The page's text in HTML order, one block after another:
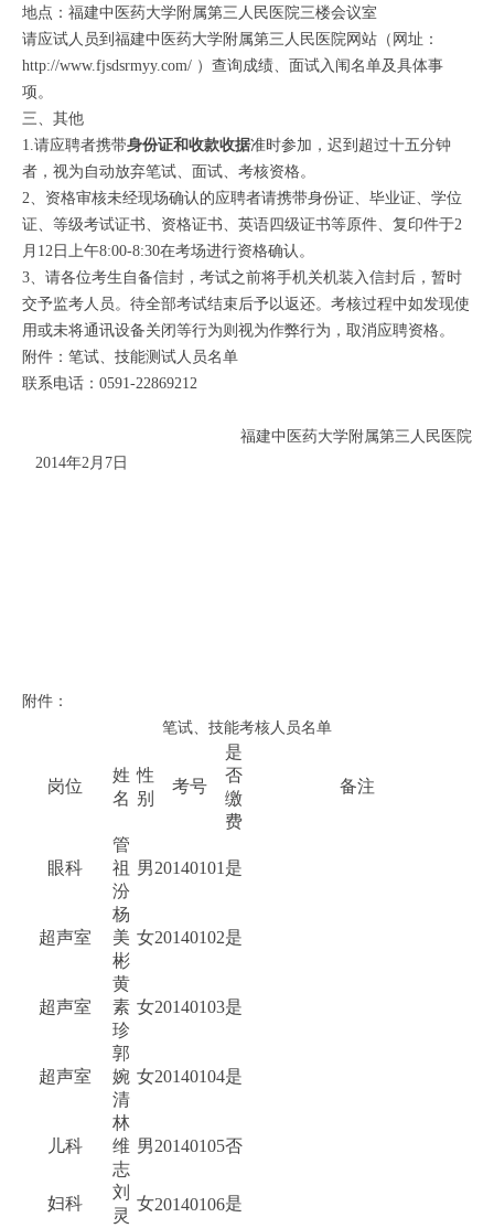
地点：福建中医药大学附属第三人民医院三楼会议室
请应试人员到福建中医药大学附属第三人民医院网站（网址：
http://www.fjsdsrmyy.com/ ）查询成绩、面试入闱名单及具体事
项。
三、其他
1.请应聘者携带身份证和收款收据准时参加，迟到超过十五分钟
者，视为自动放弃笔试、面试、考核资格。
2、资格审核未经现场确认的应聘者请携带身份证、毕业证、学位
证、等级考试证书、资格证书、英语四级证书等原件、复印件于2
月12日上午8:00-8:30在考场进行资格确认。
3、请各位考生自备信封，考试之前将手机关机装入信封后，暂时
交予监考人员。待全部考试结束后予以返还。考核过程中如发现使
用或未将通讯设备关闭等行为则视为作弊行为，取消应聘资格。
附件：笔试、技能测试人员名单
联系电话：0591-22869212
福建中医药大学附属第三人民医院
2014年2月7日
附件：
笔试、技能考核人员名单
岗位
姓
名
性
别
考号
是
否
缴
费
备注
眼科
管
祖
汾
男20140101 是
超声室
杨
美
彬
女20140102是
超声室
黄
素
珍
女20140103是
超声室
郭
婉
清
女20140104是
儿科
林
维
志
男20140105否
妇科
刘
灵
女20140106是